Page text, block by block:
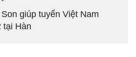
giúp tuyển Việt Nam
tại Hàn